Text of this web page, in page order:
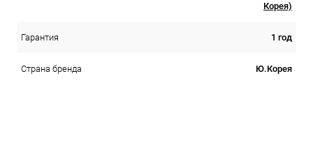
Корея)
Гарантия 1 год
Страна бренда Ю.Корея